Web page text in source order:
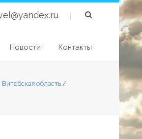
|
Новости Контакты
Витебская область /